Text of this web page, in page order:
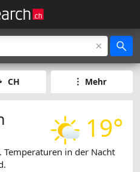
CH Mehr
19°
in der Nacht